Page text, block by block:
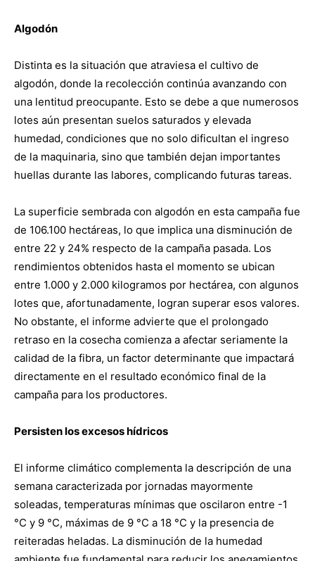
Algodón
Distinta es la situación que atraviesa el cultivo de
algodón, donde la recolección continúa avanzando con
una lentitud preocupante. Esto se debe a que numerosos
lotes aún presentan suelos saturados y elevada
humedad, condiciones que no solo dificultan el ingreso
de la maquinaria, sino que también dejan importantes
huellas durante las labores, complicando futuras tareas.
La superficie sembrada con algodón en esta campaña fue
de 106.100 hectáreas, lo que implica una disminución de
entre 22 y 24% respecto de la campaña pasada. Los
rendimientos obtenidos hasta el momento se ubican
entre 1.000 y 2.000 kilogramos por hectárea, con algunos
lotes que, afortunadamente, logran superar esos valores.
No obstante, el informe advierte que el prolongado
retraso en la cosecha comienza a afectar seriamente la
calidad de la fibra, un factor determinante que impactará
directamente en el resultado económico final de la
campaña para los productores.
Persisten los excesos hídricos
El informe climático complementa la descripción de una
semana caracterizada por jornadas mayormente
soleadas, temperaturas mínimas que oscilaron entre -1
°C y 9 °C, máximas de 9 °C a 18 °C y la presencia de
reiteradas heladas. La disminución de la humedad